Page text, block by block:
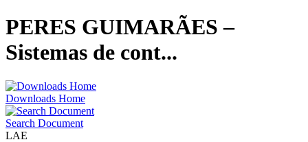
PERES GUIMARÃES –
Sistemas de cont...
Downloads Home
Search Document
LAE